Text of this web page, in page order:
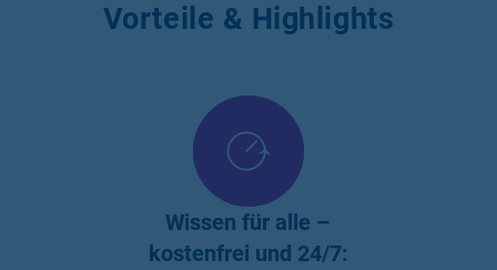
Vorteile & Highlights
Wissen für alle –
kostenfrei und 24/7: